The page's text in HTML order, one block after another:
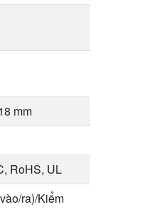
mm
RoHS, UL
ra)/Kiểm